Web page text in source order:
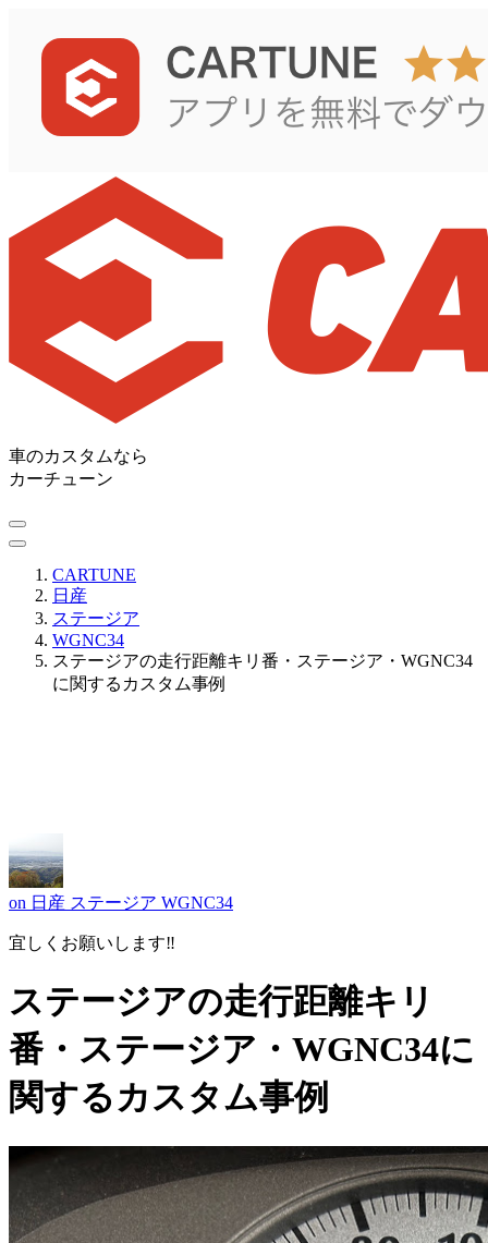
車のカスタムなら
カーチューン
CARTUNE
日産
ステージア
WGNC34
ステージアの走行距離キリ番・ステージア・WGNC34
に関するカスタム事例
on 日産 ステージア WGNC34
宜しくお願いします‼️
ステージアの走行距離キリ
番・ステージア・WGNC34に
関するカスタム事例